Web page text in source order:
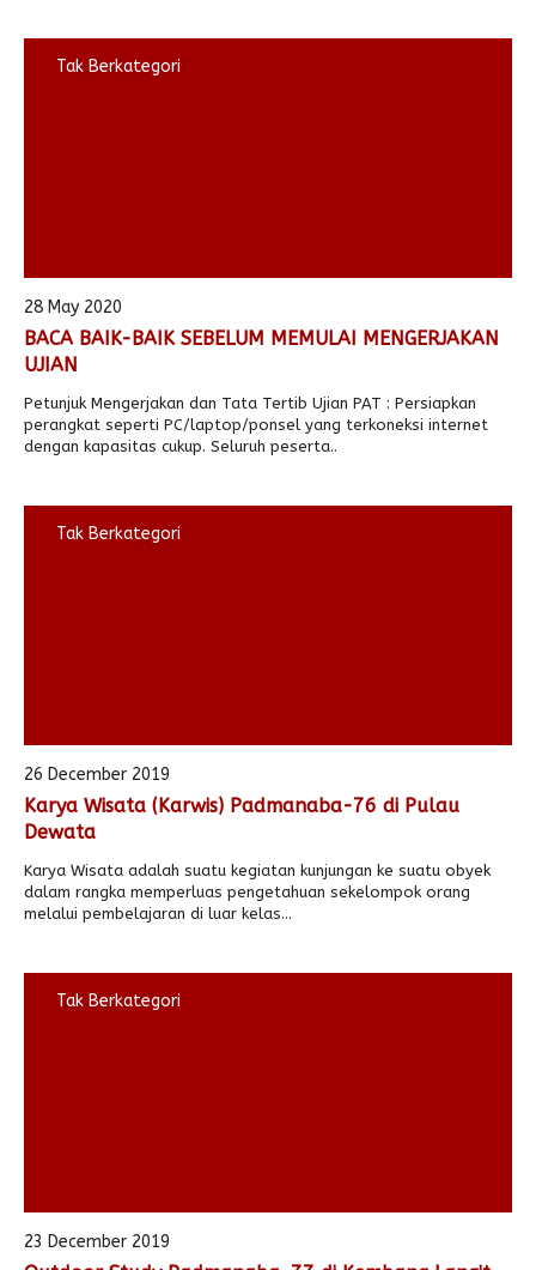
Tak Berkategori
28 May 2020
BACA BAIK-BAIK SEBELUM MEMULAI MENGERJAKAN
UJIAN
Petunjuk Mengerjakan dan Tata Tertib Ujian PAT : Persiapkan
perangkat seperti PC/laptop/ponsel yang terkoneksi internet
dengan kapasitas cukup. Seluruh peserta..
Tak Berkategori
26 December 2019
Karya Wisata (Karwis) Padmanaba-76 di Pulau
Dewata
Karya Wisata adalah suatu kegiatan kunjungan ke suatu obyek
dalam rangka memperluas pengetahuan sekelompok orang
melalui pembelajaran di luar kelas...
Tak Berkategori
23 December 2019